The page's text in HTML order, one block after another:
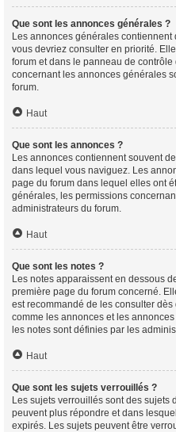
Que sont les annonces générales ?
Les annonces générales
vous devriez consulter en priorité.
forum et dans le panneau de contrôle
concernant les annonces générales
forum.
Haut
Que sont les annonces ?
Les annonces contiennent souvent
dans lequel vous naviguez. Les
page du forum dans lequel elles ont
générales, les permissions
administrateurs du forum.
Haut
Que sont les notes ?
Les notes apparaissent en dessous
première page du forum concerné.
est recommandé de les consulter
comme les annonces et les
les notes sont définies par les
Haut
Que sont les sujets verrouillés ?
Les sujets verrouillés sont des sujets
peuvent plus répondre et dans
expirés. Les sujets peuvent être